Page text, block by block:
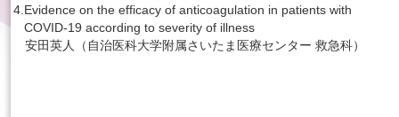
4. Evidence on the efficacy of anticoagulation in patients with
COVID-19 according to severity of illness
安田英人（自治医科大学附属さいたま医療センター 救急科）